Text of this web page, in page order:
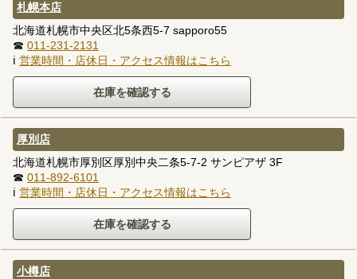
札幌本店
北海道札幌市中央区北5条西5-7 sapporo55
☎ 011-231-2131
ℹ 営業時間・店休日・アクセス情報はこちら
厚別店
北海道札幌市厚別区厚別中央二条5-7-2 サンピアザ 3F
☎ 011-892-6101
ℹ 営業時間・店休日・アクセス情報はこちら
小樽店